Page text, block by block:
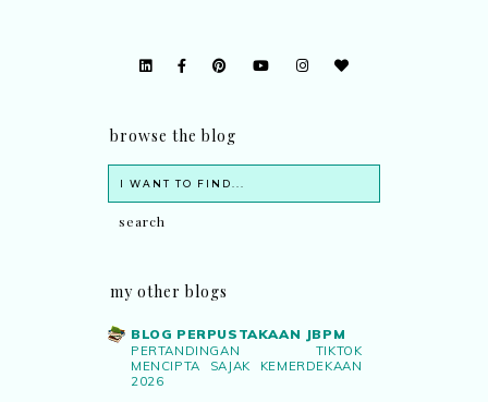
browse the blog
my other blogs
BLOG PERPUSTAKAAN JBPM
PERTANDINGAN TIKTOK
MENCIPTA SAJAK KEMERDEKAAN
2026